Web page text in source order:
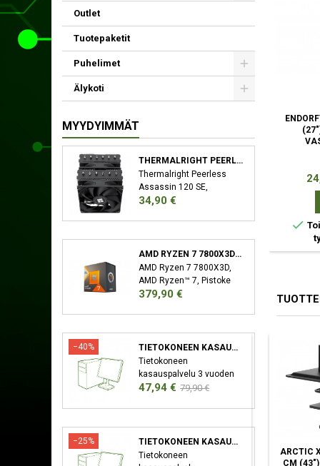
Outlet
Tuotepaketit
Puhelimet
Älykoti
MYYDYIMMÄT
THERMALRIGHT PEERLESS ASSASSIN 120 SE SUORITIN JÄÄHDYTYSLEVY/JÄÄHDYTIN 12 CM MUSTA
Thermalright Peerless
Assassin 120 SE,
Jäähdytyslevy/jäähdytin,
Hinta
34,90 €
AMD RYZEN 7 7800X3D SUORITIN 4,2 GHZ 96 MB L3 LAATIKKO
AMD Ryzen 7 7800X3D,
AMD Ryzen™ 7, Pistoke
AM5, 5 nm, AMD,
Hinta
379,90 €
−40%
TIETOKONEEN KASAUSPALVELU
Tietokoneen
kasauspalvelu 3 vuoden
takuu XMP/EXPO
Hinta
47,94 € Normaali
79,90 €
−25%
TIETOKONEEN KASAUSPALVELU SEKÄ KÄYTTÖJÄRJESTELMÄN ASENNUS
Tietokoneen

DELTACO ARM-1204
MONITORIN KIINNIKE
NEWSTAR FPMA-
D550DD 81,3 CM (32")
ARCTIC
CM